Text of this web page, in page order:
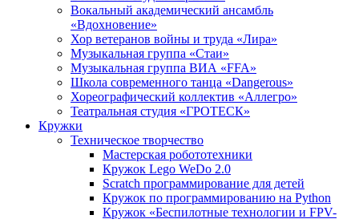
Вокальный академический ансамбль
«Вдохновение»
Хор ветеранов войны и труда «Лира»
Музыкальная группа «Стаи»
Музыкальная группа ВИА «FFA»
Школа современного танца «Dangerous»
Хореографический коллектив «Аллегро»
Театральная студия «ГРОТЕСК»
Кружки
Техническое творчество
Мастерская робототехники
Кружок Lego WeDo 2.0
Scratch программирование для детей
Кружок по программированию на Python
Кружок «Беспилотные технологии и FPV-